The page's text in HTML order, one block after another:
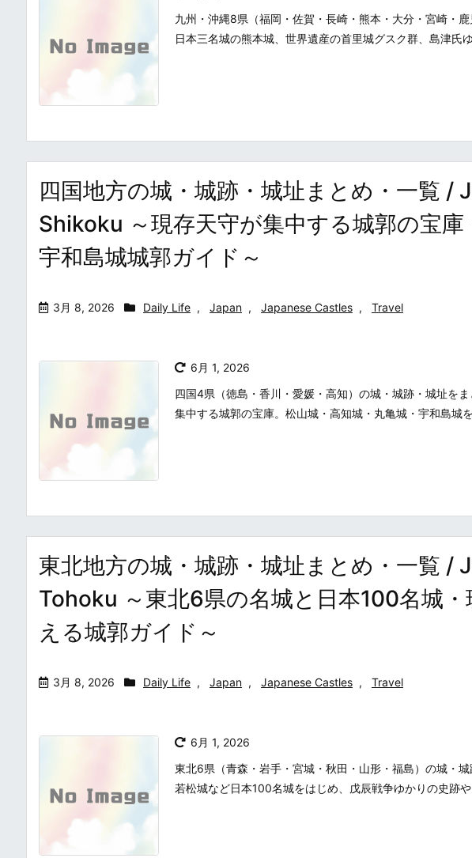
九州・沖縄8県（福岡・佐賀・長崎・熊本・大分・宮崎・
日本三名城の熊本城、世界遺産の首里城グスク群、島津氏
四国地方の城・城跡・城址まとめ・一覧 /
Shikoku ～現存天守が集中する城郭の宝庫
宇和島城城郭ガイド～
3月 8, 2026 Daily Life , Japan , Japanese Castles , Travel
6月 1, 2026
四国4県（徳島・香川・愛媛・高知）の城・城跡・城址を
集中する城郭の宝庫。松山城・高知城・丸亀城・宇和島城を
東北地方の城・城跡・城址まとめ・一覧 /
Tohoku ～東北6県の名城と日本100名城
える城郭ガイド～
3月 8, 2026 Daily Life , Japan , Japanese Castles , Travel
6月 1, 2026
東北6県（青森・岩手・宮城・秋田・山形・福島）の城・
若松城など日本100名城をはじめ、戊辰戦争ゆかりの史跡や